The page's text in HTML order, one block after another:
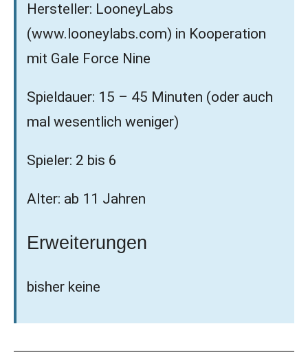
Hersteller: LooneyLabs
(www.looneylabs.com) in Kooperation
mit Gale Force Nine
Spieldauer: 15 – 45 Minuten (oder auch
mal wesentlich weniger)
Spieler: 2 bis 6
Alter: ab 11 Jahren
Erweiterungen
bisher keine